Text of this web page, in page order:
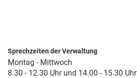
Sprechzeiten der Verwaltung
Montag - Mittwoch
8.30 - 12.30 Uhr und 14.00 - 15.30 Uhr